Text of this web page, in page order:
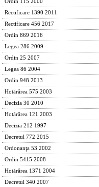
Ordin 115 2000
Rectificare 1390 2011
Rectificare 456 2017
Ordin 869 2016
Legea 286 2009
Ordin 25 2007
Legea 86 2004
Ordin 948 2013
Hotărârea 575 2003
Decizia 30 2010
Hotărârea 121 2003
Decizia 212 1997
Decretul 772 2015
Ordonanţa 53 2002
Ordin 5415 2008
Hotărârea 1371 2004
Decretul 340 2007